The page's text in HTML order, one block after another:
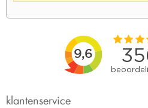
klantenservice